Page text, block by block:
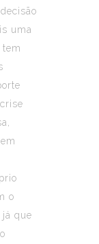
uma
o
que